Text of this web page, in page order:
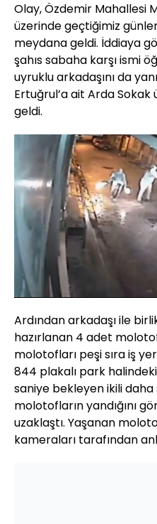
Olay, Özdemir Mahallesi
üzerinde geçtiğimiz
meydana geldi. İddiaya
şahıs sabaha karşı ismi
uyruklu arkadaşını da
Ertuğrul’a ait Arda
geldi.
Sesi
Aç
Yüklendi
26.34%
Ardından arkadaşı ile
hazırlanan 4 adet
molotofları peşi sıra iş
844 plakalı park
saniye bekleyen ikili
molotofların yandığını
uzaklaştı. Yaşanan
kameraları tarafından